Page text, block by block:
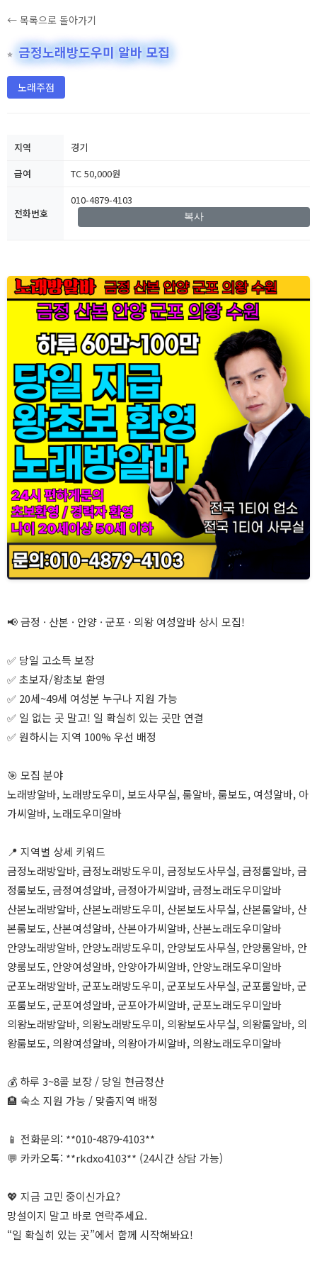
← 목록으로 돌아가기
⭐ 금정노래방도우미 알바 모집
노래주점
지역
경기
급여
TC 50,000원
전화번호
010-4879-4103
복사
📢 금정 · 산본 · 안양 · 군포 · 의왕 여성알바 상시 모집!
✅ 당일 고소득 보장
✅ 초보자/왕초보 환영
✅ 20세~49세 여성분 누구나 지원 가능
✅ 일 없는 곳 말고! 일 확실히 있는 곳만 연결
✅ 원하시는 지역 100% 우선 배정
🎯 모집 분야
노래방알바, 노래방도우미, 보도사무실, 룸알바, 룸보도, 여성알바, 아
가씨알바, 노래도우미알바
📍 지역별 상세 키워드
금정노래방알바, 금정노래방도우미, 금정보도사무실, 금정룸알바, 금
정룸보도, 금정여성알바, 금정아가씨알바, 금정노래도우미알바
산본노래방알바, 산본노래방도우미, 산본보도사무실, 산본룸알바, 산
본룸보도, 산본여성알바, 산본아가씨알바, 산본노래도우미알바
안양노래방알바, 안양노래방도우미, 안양보도사무실, 안양룸알바, 안
양룸보도, 안양여성알바, 안양아가씨알바, 안양노래도우미알바
군포노래방알바, 군포노래방도우미, 군포보도사무실, 군포룸알바, 군
포룸보도, 군포여성알바, 군포아가씨알바, 군포노래도우미알바
의왕노래방알바, 의왕노래방도우미, 의왕보도사무실, 의왕룸알바, 의
왕룸보도, 의왕여성알바, 의왕아가씨알바, 의왕노래도우미알바
💰 하루 3~8콜 보장 / 당일 현금정산
🏨 숙소 지원 가능 / 맞춤지역 배정
📱 전화문의: **010-4879-4103**
💬 카카오톡: **rkdxo4103** (24시간 상담 가능)
💖 지금 고민 중이신가요?
망설이지 말고 바로 연락주세요.
“일 확실히 있는 곳”에서 함께 시작해봐요!